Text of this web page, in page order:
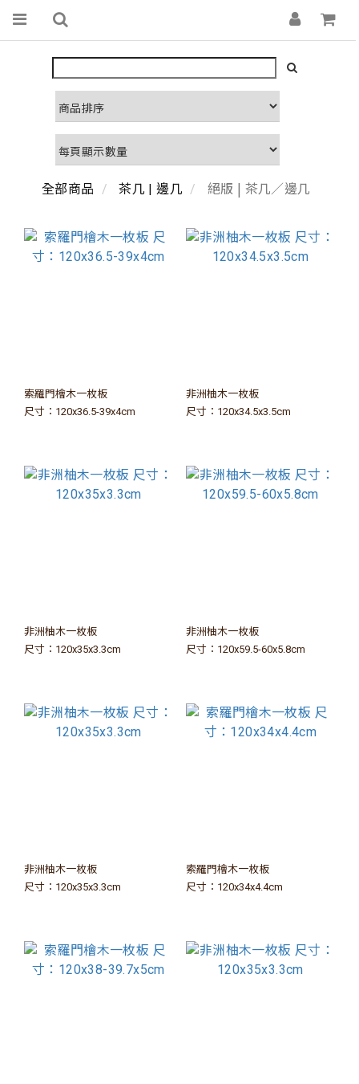
全部商品 茶几 | 邊几 絕版 | 茶几／邊几
索羅門檜木一枚板
尺寸：120x36.5-39x4cm
非洲柚木一枚板
尺寸：120x34.5x3.5cm
非洲柚木一枚板
尺寸：120x35x3.3cm
非洲柚木一枚板
尺寸：120x59.5-60x5.8cm
非洲柚木一枚板
尺寸：120x35x3.3cm
索羅門檜木一枚板
尺寸：120x34x4.4cm